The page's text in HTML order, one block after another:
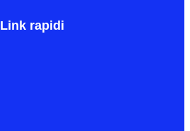
Link rapidi